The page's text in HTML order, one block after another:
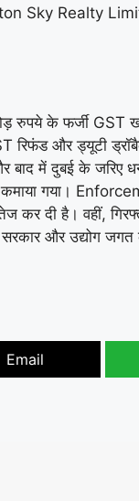
Sky Realty
रुपये के फर्जी GST
रिफंड और ड्यूटी
और बाद में दुबई के
गया।
दी है। वहीं,
सरकार और उद्योग
Email